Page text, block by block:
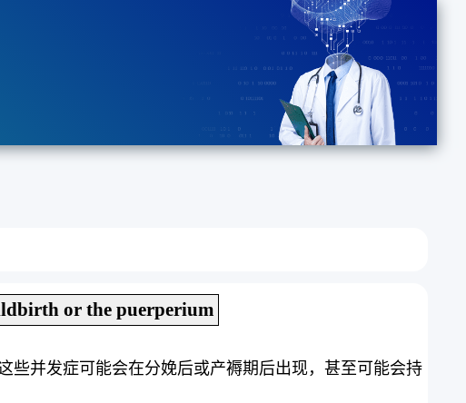
or the puerperium
些并发症可能会在分娩后或产褥期后出现，甚至可能会持